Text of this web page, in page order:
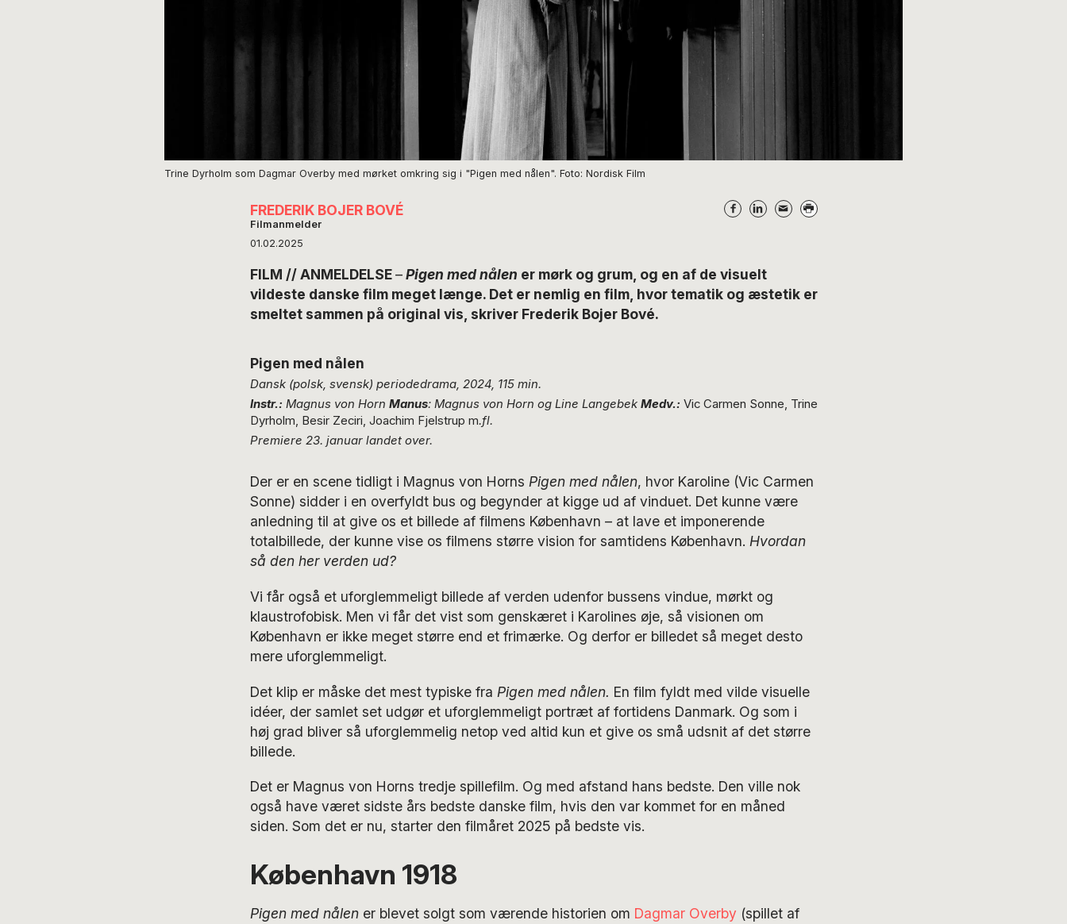
Trine Dyrholm som Dagmar Overby med mørket omkring sig i "Pigen med nålen". Foto: Nordisk Film
FREDERIK BOJER BOVÉ
Filmanmelder
01.02.2025
FILM // ANMELDELSE– Pigen med nålen er mørk og grum, og en af de visuelt
vildeste danske film meget længe. Det er nemlig en film, hvor tematik og æstetik er
smeltet sammen på original vis, skriver Frederik Bojer Bové.
Pigen med nålen
Dansk (polsk, svensk) periodedrama, 2024, 115 min.
Instr.: Magnus von Horn Manus: Magnus von Horn og Line Langebek Medv.: Vic Carmen Sonne, Trine
Dyrholm, Besir Zeciri, Joachim Fjelstrup m.fl.
Premiere 23. januar landet over.
Der er en scene tidligt i Magnus von Horns Pigen med nålen, hvor Karoline (Vic Carmen
Sonne) sidder i en overfyldt bus og begynder at kigge ud af vinduet. Det kunne være
anledning til at give os et billede af filmens København – at lave et imponerende
totalbillede, der kunne vise os filmens større vision for samtidens København. Hvordan
så den her verden ud?
Vi får også et uforglemmeligt billede af verden udenfor bussens vindue, mørkt og
klaustrofobisk. Men vi får det vist som genskæret i Karolines øje, så visionen om
København er ikke meget større end et frimærke. Og derfor er billedet så meget desto
mere uforglemmeligt.
Det klip er måske det mest typiske fra Pigen med nålen. En film fyldt med vilde visuelle
idéer, der samlet set udgør et uforglemmeligt portræt af fortidens Danmark. Og som i
høj grad bliver så uforglemmelig netop ved altid kun et give os små udsnit af det større
billede.
Det er Magnus von Horns tredje spillefilm. Og med afstand hans bedste. Den ville nok
også have været sidste års bedste danske film, hvis den var kommet for en måned
siden. Som det er nu, starter den filmåret 2025 på bedste vis.
København 1918
Pigen med nålen er blevet solgt som værende historien om Dagmar Overby (spillet af